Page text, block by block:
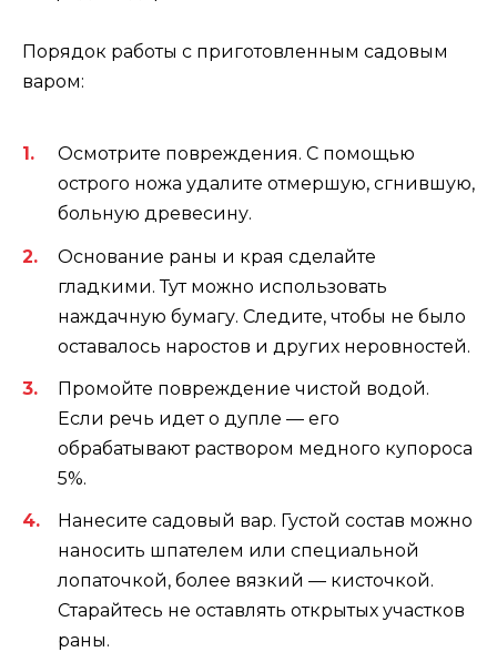
Порядок работы с приготовленным садовым
варом:
Осмотрите повреждения. С помощью
острого ножа удалите отмершую, сгнившую,
больную древесину.
Основание раны и края сделайте
гладкими. Тут можно использовать
наждачную бумагу. Следите, чтобы не было
оставалось наростов и других неровностей.
Промойте повреждение чистой водой.
Если речь идет о дупле — его
обрабатывают раствором медного купороса
5%.
Нанесите садовый вар. Густой состав можно
наносить шпателем или специальной
лопаточкой, более вязкий — кисточкой.
Старайтесь не оставлять открытых участков
раны.